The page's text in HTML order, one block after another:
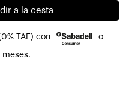
a la cesta
TAE) con o